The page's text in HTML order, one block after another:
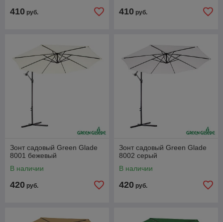
410 руб. 410 руб.
Зонт садовый Green Glade
8001 бежевый
В наличии
420 руб.
Зонт садовый Green Glade
8002 серый
В наличии
420 руб.